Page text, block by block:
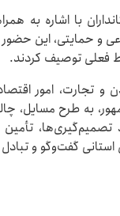
حمایتی، این حضور
فعلی توصیف کردند.
تجارت، امور
به طرح مسایل،
گفت‌وگو و